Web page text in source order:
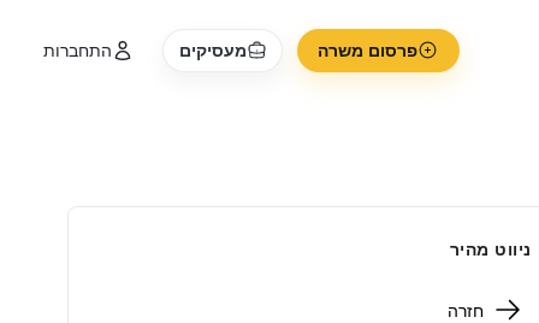
פרסום משרה מעסיקים התחברות
ניווט מהיר
חזרה